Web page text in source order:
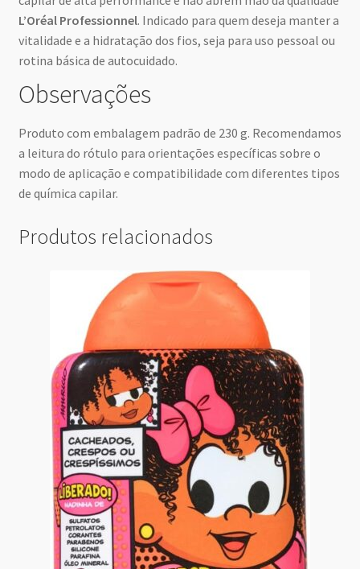
L’Oréal Professionnel. Indicado para quem deseja manter a
vitalidade e a hidratação dos fios, seja para uso pessoal ou
rotina básica de autocuidado.
Observações
Produto com embalagem padrão de 230 g. Recomendamos
a leitura do rótulo para orientações específicas sobre o
modo de aplicação e compatibilidade com diferentes tipos
de química capilar.
Produtos relacionados